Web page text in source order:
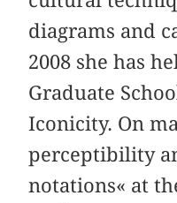
diagrams and
2008 she has
Graduate
Iconicity. On
perceptibility
notations« at